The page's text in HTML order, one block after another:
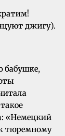
джигу).
бабушке,
«Немецкий
тюремному